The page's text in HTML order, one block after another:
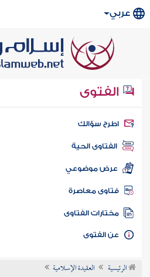
عربي
الفتوى
سؤالك
الفتاوى الحية
عرض موضوعي
فتاوى معاصرة
مختارات الفتاوى
الفتوى
الرئيسية العقيدة الإسلامية